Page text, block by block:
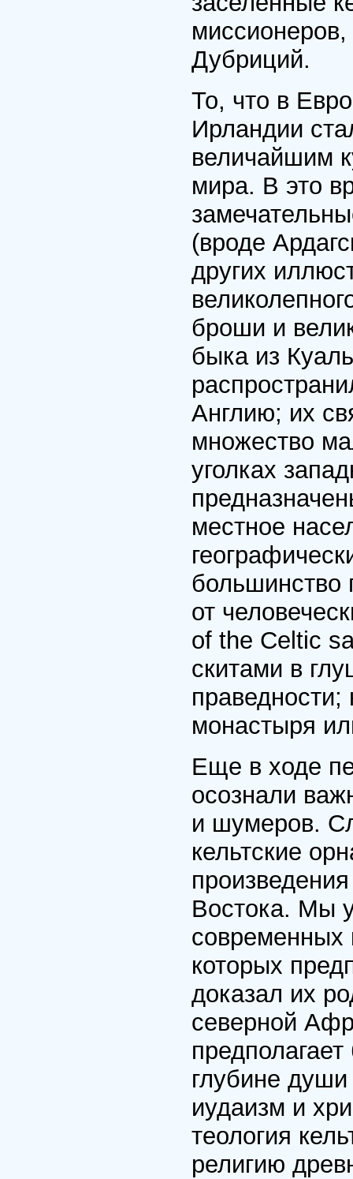
Дубриций.
То, что в
Ирландии
величайшим
мира. В это
(вроде
других
броши и
быка из
Англию; их
множество
уголках
местное
большинство
от
of the Celtic
скитами в
праведности;
монастыря
Еще в ходе
осознали
и шумеров.
кельтские
Востока. Мы
современных
которых
доказал их
северной
глубине
иудаизм и
теология
религию